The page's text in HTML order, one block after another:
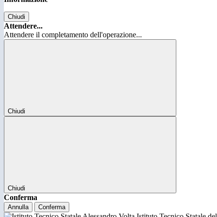
Chiudi
Attendere...
Attendere il completamento dell'operazione...
Chiudi
Chiudi
Conferma
Annulla Conferma